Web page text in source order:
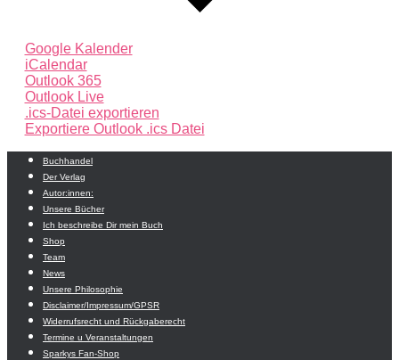
Google Kalender
iCalendar
Outlook 365
Outlook Live
.ics-Datei exportieren
Exportiere Outlook .ics Datei
Buchhandel
Der Verlag
Autor:innen:
Unsere Bücher
Ich beschreibe Dir mein Buch
Shop
Team
News
Unsere Philosophie
Disclaimer/Impressum/GPSR
Widerrufsrecht und Rückgaberecht
Termine u Veranstaltungen
Sparkys Fan-Shop